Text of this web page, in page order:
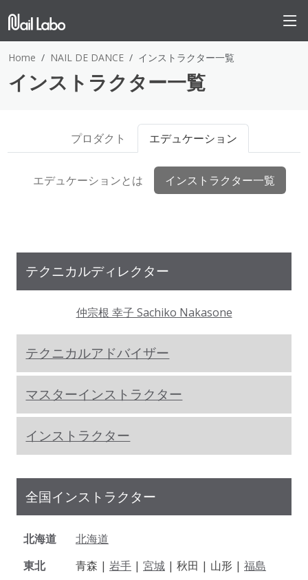
Home NAIL DE DANCE インストラクター一覧
インストラクター一覧
プロダクト エデュケーション
エデュケーションとは インストラクター一覧
テクニカルディレクター
仲宗根 幸子 Sachiko Nakasone
テクニカルアドバイザー
マスターインストラクター
インストラクター
全国インストラクター
北海道
北海道
東北
青森 | 岩手 | 宮城 | 秋田 | 山形 | 福島